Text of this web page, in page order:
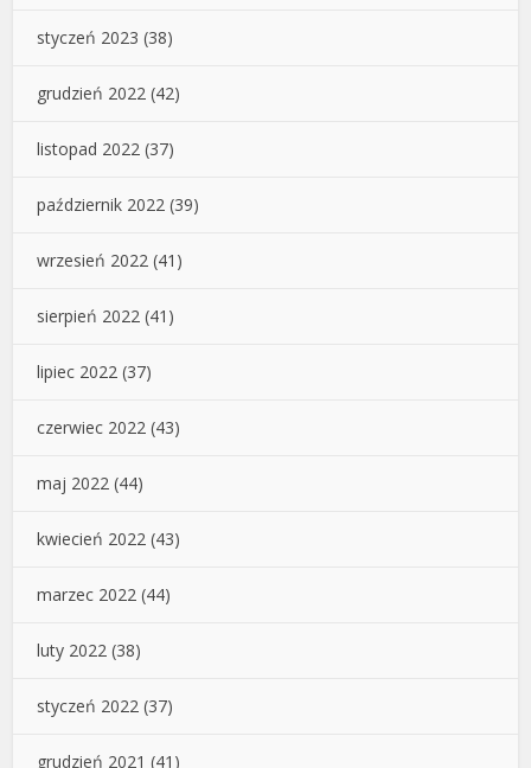
styczeń 2023 (38)
grudzień 2022 (42)
listopad 2022 (37)
październik 2022 (39)
wrzesień 2022 (41)
sierpień 2022 (41)
lipiec 2022 (37)
czerwiec 2022 (43)
maj 2022 (44)
kwiecień 2022 (43)
marzec 2022 (44)
luty 2022 (38)
styczeń 2022 (37)
grudzień 2021 (41)